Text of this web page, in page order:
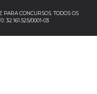
PARA CONCURSOS. TODOS OS
32.161.525/0001-03